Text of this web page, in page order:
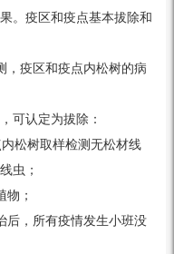
。疫区和疫点基本拔除和
，疫区和疫点内松树的病
可认定为拔除：
松树取样检测无松材线
虫；
；
后，所有疫情发生小班没